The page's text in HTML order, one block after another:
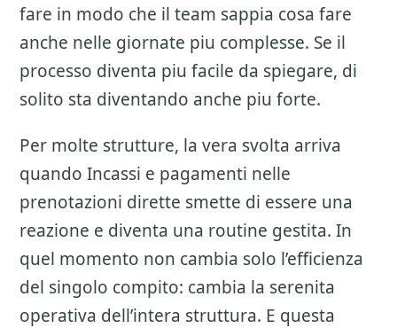
fare in modo che il team sappia cosa fare
anche nelle giornate piu complesse. Se il
processo diventa piu facile da spiegare, di
solito sta diventando anche piu forte.
Per molte strutture, la vera svolta arriva
quando Incassi e pagamenti nelle
prenotazioni dirette smette di essere una
reazione e diventa una routine gestita. In
quel momento non cambia solo l’efficienza
del singolo compito: cambia la serenita
operativa dell’intera struttura. E questa